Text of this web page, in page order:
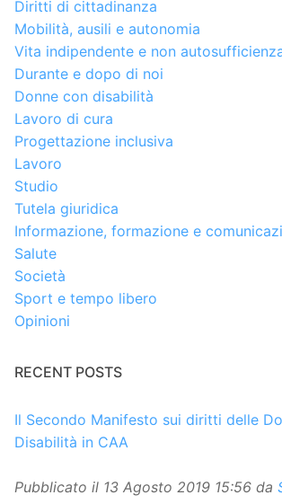
Diritti di cittadinanza
Mobilità, ausili e autonomia
Vita indipendente e non
Durante e dopo di noi
Donne con disabilità
Lavoro di cura
Progettazione inclusiva
Lavoro
Studio
Tutela giuridica
Informazione, formazione e
Salute
Società
Sport e tempo libero
Opinioni
RECENT POSTS
Il Secondo Manifesto sui diritti delle
Disabilità in CAA
Pubblicato il 13 Agosto 2019 15:56 da